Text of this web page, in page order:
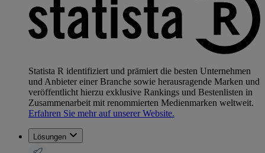
Statista R identifiziert und prämiert die besten Unternehmen
und Anbieter einer Branche sowie herausragende Marken und
veröffentlicht hierzu exklusive Rankings und Bestenlisten in
Zusammenarbeit mit renommierten Medienmarken weltweit.
Erfahren Sie mehr auf unserer Website.
Lösungen